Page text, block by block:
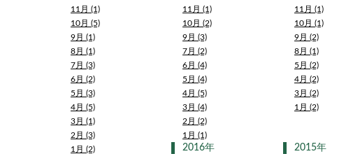
11月 (1)
10月 (5)
9月 (1)
8月 (1)
7月 (3)
6月 (2)
5月 (3)
4月 (5)
3月 (1)
2月 (3)
1月 (2)
11月 (1)
10月 (2)
9月 (3)
7月 (2)
6月 (4)
5月 (4)
4月 (5)
3月 (4)
2月 (2)
1月 (1)
11月 (1)
10月 (1)
9月 (2)
8月 (1)
5月 (2)
4月 (2)
3月 (2)
1月 (2)
2016年 2015年